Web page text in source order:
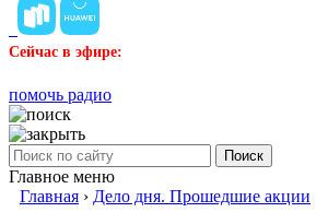
Сейчас в эфире:
помочь радио
Поиск
Главное меню
Главная › Дело дня. Прошедшие акции